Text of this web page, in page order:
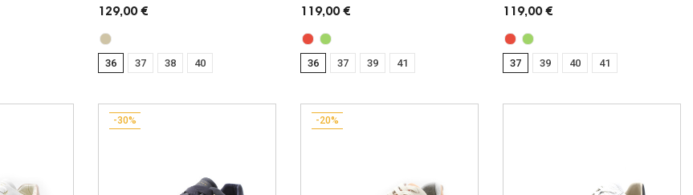
129,00 €
36 37 38 40
119,00 €
36 37 39 41
119,00 €
37 39 40 41
-30% -20%